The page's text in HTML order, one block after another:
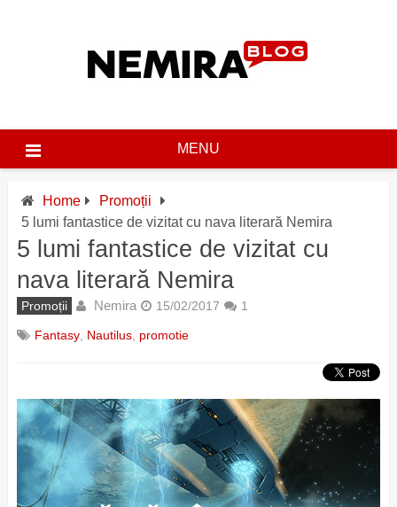
MENU
Home
Promoții
5 lumi fantastice de vizitat cu nava literară Nemira
5 lumi fantastice de vizitat cu
nava literară Nemira
Promoții Nemira 15/02/2017 1
Fantasy, Nautilus, promotie